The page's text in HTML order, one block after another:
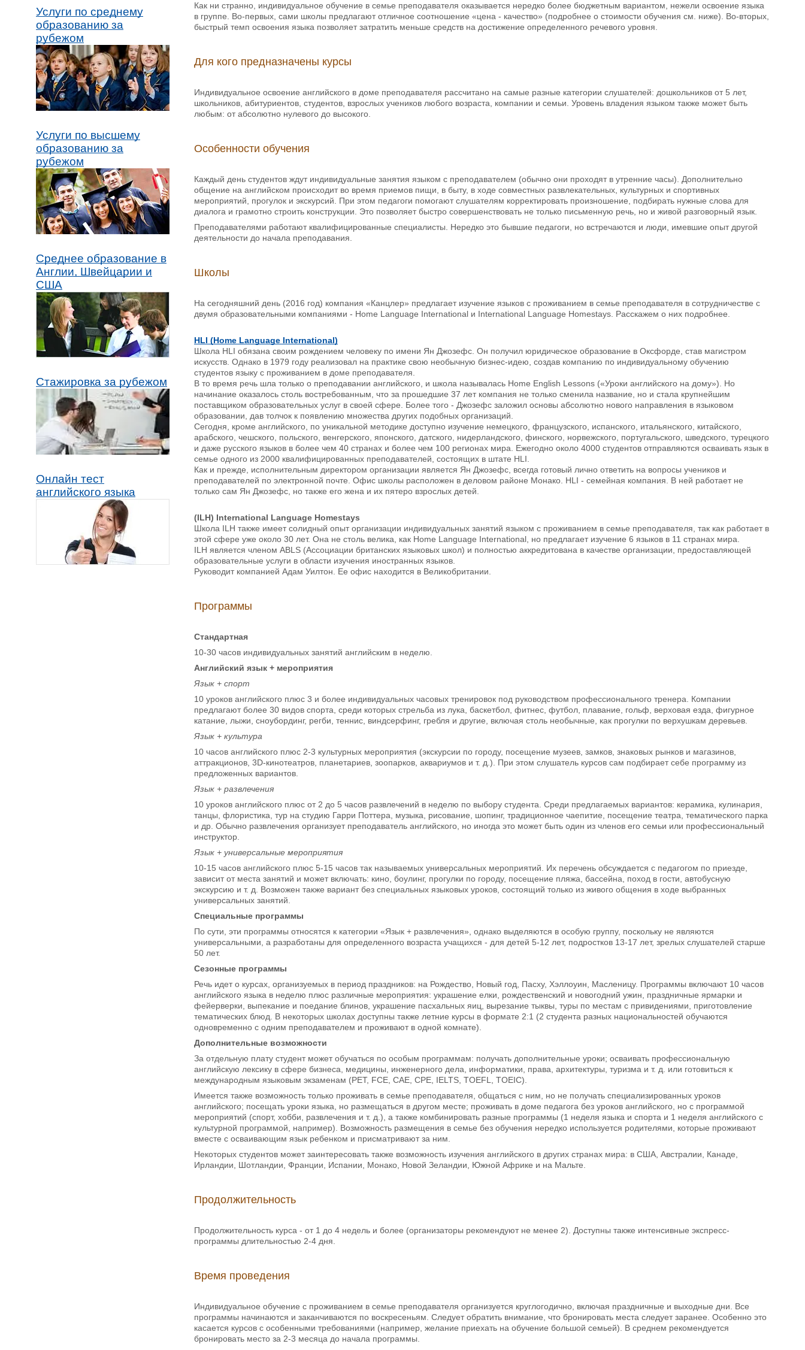
Услуги по среднему
образованию за
рубежом
Услуги по высшему
образованию за
рубежом
Среднее образование в
Англии, Швейцарии и
США
Стажировка за рубежом
Онлайн тест
английского языка
Как ни странно, индивидуальное обучение в семье преподавателя оказывается нередко более бюджетным вариантом, нежели освоение языка
в группе. Во-первых, сами школы предлагают отличное соотношение «цена - качество» (подробнее о стоимости обучения см. ниже). Во-вторых,
быстрый темп освоения языка позволяет затратить меньше средств на достижение определенного речевого уровня.
Для кого предназначены курсы
Индивидуальное освоение английского в доме преподавателя рассчитано на самые разные категории слушателей: дошкольников от 5 лет,
школьников, абитуриентов, студентов, взрослых учеников любого возраста, компании и семьи. Уровень владения языком также может быть
любым: от абсолютно нулевого до высокого.
Особенности обучения
Каждый день студентов ждут индивидуальные занятия языком с преподавателем (обычно они проходят в утренние часы). Дополнительно
общение на английском происходит во время приемов пищи, в быту, в ходе совместных развлекательных, культурных и спортивных
мероприятий, прогулок и экскурсий. При этом педагоги помогают слушателям корректировать произношение, подбирать нужные слова для
диалога и грамотно строить конструкции. Это позволяет быстро совершенствовать не только письменную речь, но и живой разговорный язык.
Преподавателями работают квалифицированные специалисты. Нередко это бывшие педагоги, но встречаются и люди, имевшие опыт другой
деятельности до начала преподавания.
Школы
На сегодняшний день (2016 год) компания «Канцлер» предлагает изучение языков с проживанием в семье преподавателя в сотрудничестве с
двумя образовательными компаниями - Home Language International и International Language Homestays. Расскажем о них подробнее.
HLI (Home Language International)
Школа HLI обязана своим рождением человеку по имени Ян Джозефс. Он получил юридическое образование в Оксфорде, став магистром
искусств. Однако в 1979 году реализовал на практике свою необычную бизнес-идею, создав компанию по индивидуальному обучению
студентов языку с проживанием в доме преподавателя.
В то время речь шла только о преподавании английского, и школа называлась Home English Lessons («Уроки английского на дому»). Но
начинание оказалось столь востребованным, что за прошедшие 37 лет компания не только сменила название, но и стала крупнейшим
поставщиком образовательных услуг в своей сфере. Более того - Джозефс заложил основы абсолютно нового направления в языковом
образовании, дав толчок к появлению множества других подобных организаций.
Сегодня, кроме английского, по уникальной методике доступно изучение немецкого, французского, испанского, итальянского, китайского,
арабского, чешского, польского, венгерского, японского, датского, нидерландского, финского, норвежского, португальского, шведского, турецкого
и даже русского языков в более чем 40 странах и более чем 100 регионах мира. Ежегодно около 4000 студентов отправляются осваивать язык в
семье одного из 2000 квалифицированных преподавателей, состоящих в штате HLI.
Как и прежде, исполнительным директором организации является Ян Джозефс, всегда готовый лично ответить на вопросы учеников и
преподавателей по электронной почте. Офис школы расположен в деловом районе Монако. HLI - семейная компания. В ней работает не
только сам Ян Джозефс, но также его жена и их пятеро взрослых детей.
(ILH) International Language Homestays
Школа ILH также имеет солидный опыт организации индивидуальных занятий языком с проживанием в семье преподавателя, так как работает в
этой сфере уже около 30 лет. Она не столь велика, как Home Language International, но предлагает изучение 6 языков в 11 странах мира.
ILH является членом ABLS (Ассоциации британских языковых школ) и полностью аккредитована в качестве организации, предоставляющей
образовательные услуги в области изучения иностранных языков.
Руководит компанией Адам Уилтон. Ее офис находится в Великобритании.
Программы
Стандартная
10-30 часов индивидуальных занятий английским в неделю.
Английский язык + мероприятия
Язык + спорт
10 уроков английского плюс 3 и более индивидуальных часовых тренировок под руководством профессионального тренера. Компании
предлагают более 30 видов спорта, среди которых стрельба из лука, баскетбол, фитнес, футбол, плавание, гольф, верховая езда, фигурное
катание, лыжи, сноубординг, регби, теннис, виндсерфинг, гребля и другие, включая столь необычные, как прогулки по верхушкам деревьев.
Язык + культура
10 часов английского плюс 2-3 культурных мероприятия (экскурсии по городу, посещение музеев, замков, знаковых рынков и магазинов,
аттракционов, 3D-кинотеатров, планетариев, зоопарков, аквариумов и т. д.). При этом слушатель курсов сам подбирает себе программу из
предложенных вариантов.
Язык + развлечения
10 уроков английского плюс от 2 до 5 часов развлечений в неделю по выбору студента. Среди предлагаемых вариантов: керамика, кулинария,
танцы, флористика, тур на студию Гарри Поттера, музыка, рисование, шопинг, традиционное чаепитие, посещение театра, тематического парка
и др. Обычно развлечения организует преподаватель английского, но иногда это может быть один из членов его семьи или профессиональный
инструктор.
Язык + универсальные мероприятия
10-15 часов английского плюс 5-15 часов так называемых универсальных мероприятий. Их перечень обсуждается с педагогом по приезде,
зависит от места занятий и может включать: кино, боулинг, прогулки по городу, посещение пляжа, бассейна, поход в гости, автобусную
экскурсию и т. д. Возможен также вариант без специальных языковых уроков, состоящий только из живого общения в ходе выбранных
универсальных занятий.
Специальные программы
По сути, эти программы относятся к категории «Язык + развлечения», однако выделяются в особую группу, поскольку не являются
универсальными, а разработаны для определенного возраста учащихся - для детей 5-12 лет, подростков 13-17 лет, зрелых слушателей старше
50 лет.
Сезонные программы
Речь идет о курсах, организуемых в период праздников: на Рождество, Новый год, Пасху, Хэллоуин, Масленицу. Программы включают 10 часов
английского языка в неделю плюс различные мероприятия: украшение елки, рождественский и новогодний ужин, праздничные ярмарки и
фейерверки, выпекание и поедание блинов, украшение пасхальных яиц, вырезание тыквы, туры по местам с привидениями, приготовление
тематических блюд. В некоторых школах доступны также летние курсы в формате 2:1 (2 студента разных национальностей обучаются
одновременно с одним преподавателем и проживают в одной комнате).
Дополнительные возможности
За отдельную плату студент может обучаться по особым программам: получать дополнительные уроки; осваивать профессиональную
английскую лексику в сфере бизнеса, медицины, инженерного дела, информатики, права, архитектуры, туризма и т. д. или готовиться к
международным языковым экзаменам (PET, FCE, CAE, CPE, IELTS, TOEFL, TOEIC).
Имеется также возможность только проживать в семье преподавателя, общаться с ним, но не получать специализированных уроков
английского; посещать уроки языка, но размещаться в другом месте; проживать в доме педагога без уроков английского, но с программой
мероприятий (спорт, хобби, развлечения и т. д.), а также комбинировать разные программы (1 неделя языка и спорта и 1 неделя английского с
культурной программой, например). Возможность размещения в семье без обучения нередко используется родителями, которые проживают
вместе с осваивающим язык ребенком и присматривают за ним.
Некоторых студентов может заинтересовать также возможность изучения английского в других странах мира: в США, Австралии, Канаде,
Ирландии, Шотландии, Франции, Испании, Монако, Новой Зеландии, Южной Африке и на Мальте.
Продолжительность
Продолжительность курса - от 1 до 4 недель и более (организаторы рекомендуют не менее 2). Доступны также интенсивные экспресс-
программы длительностью 2-4 дня.
Время проведения
Индивидуальное обучение с проживанием в семье преподавателя организуется круглогодично, включая праздничные и выходные дни. Все
программы начинаются и заканчиваются по воскресеньям. Следует обратить внимание, что бронировать места следует заранее. Особенно это
касается курсов с особенными требованиями (например, желание приехать на обучение большой семьей). В среднем рекомендуется
бронировать место за 2-3 месяца до начала программы.